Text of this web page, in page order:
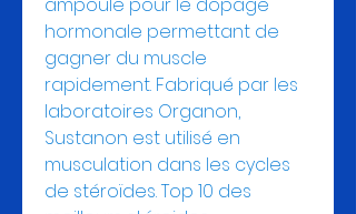
ampoule pour le dopage
hormonale permettant de
gagner du muscle
rapidement. Fabriqué par les
laboratoires Organon,
Sustanon est utilisé en
musculation dans les cycles
de stéroïdes. Top 10 des